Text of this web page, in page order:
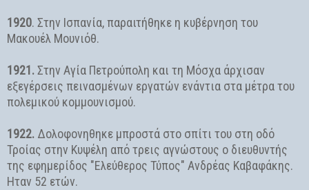
1920. Στην Ισπανία, παραιτήθηκε η κυβέρνηση του
Μακουέλ Μουνιόθ.
1921.Στην Αγία Πετρούπολη και τη Μόσχα άρχισαν
εξεγέρσεις πεινασμένων εργατών ενάντια στα μέτρα του
πολεμικού κομμουνισμού.
1922. Δολοφονηθηκε μπροστά στο σπίτι του στη οδό
Τροίας στην Κυψέλη από τρεις αγνώστους ο διευθυντής
της εφημερίδος "Ελεύθερος Τύπος" Ανδρέας Καβαφάκης.
Ηταν 52 ετών.